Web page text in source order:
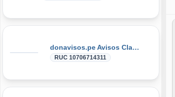
donavisos.pe Avisos Clasificados
RUC 10706714311